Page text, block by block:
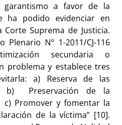
garantismo a favor de la
ha podido evidenciar en
Suprema de Justicia.
N° 1-2011/CJ-116
secundaria o
problema y establece tres
a) Reserva de las
b) Preservación de la
c) Promover y fomentar la
de la víctima” [10].